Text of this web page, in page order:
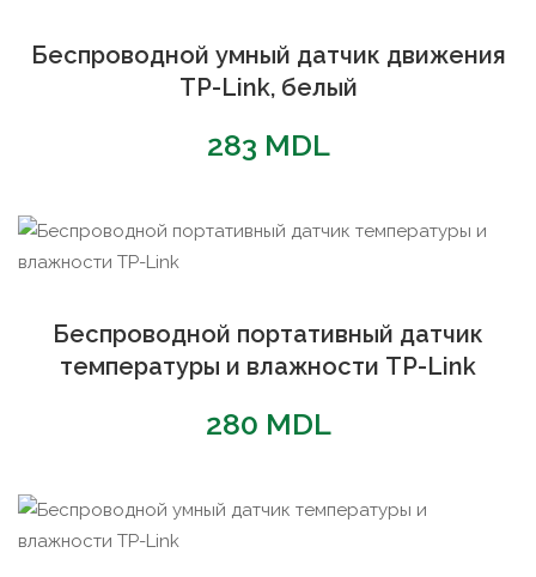
Беспроводной умный датчик движения
TP-Link, белый
283 MDL
Беспроводной портативный датчик
температуры и влажности TP-Link
280 MDL